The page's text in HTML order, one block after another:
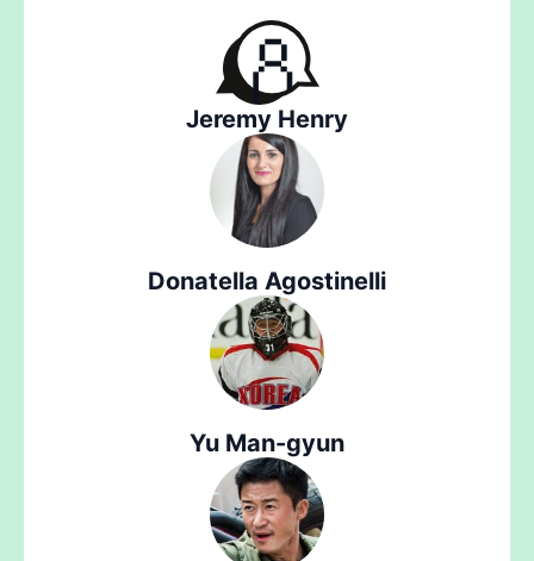
Jeremy Henry
Donatella Agostinelli
Yu Man-gyun